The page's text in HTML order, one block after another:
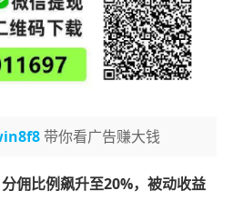
带你看广告赚大钱
佣比例飙升至20%，被动收益